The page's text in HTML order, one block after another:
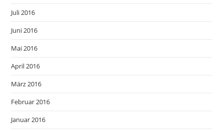
Juli 2016
Juni 2016
Mai 2016
April 2016
März 2016
Februar 2016
Januar 2016